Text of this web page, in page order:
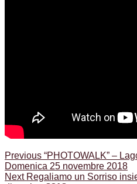
Navigazione
articoli
Previous Previous
post:
“PHOTOWALK” –
Domenica 25 novembre 2018
Next Next
Regaliamo un Sorriso